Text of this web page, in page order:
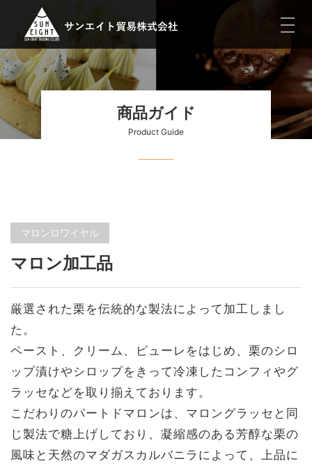
商品ガイド
Product Guide
マロンロワイヤル
マロン加工品
厳選された栗を伝統的な製法によって加工しまし
た。
ペースト、クリーム、ピューレをはじめ、栗のシロ
ップ漬けやシロップをきって冷凍したコンフィやグ
ラッセなどを取り揃えております。
こだわりのパートドマロンは、マロングラッセと同
じ製法で糖上げしており、凝縮感のある芳醇な栗の
風味と天然のマダガスカルバニラによって、上品に